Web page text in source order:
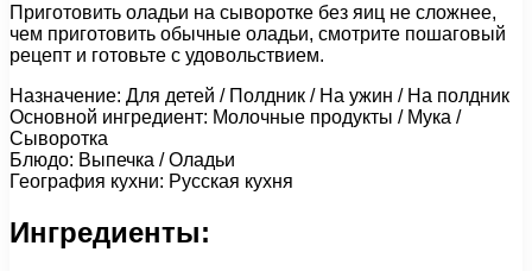
Приготовить оладьи на сыворотке без яиц не сложнее,
чем приготовить обычные оладьи, смотрите пошаговый
рецепт и готовьте с удовольствием.
Назначение: Для детей / Полдник / На ужин / На полдник
Основной ингредиент: Молочные продукты / Мука /
Сыворотка
Блюдо: Выпечка / Оладьи
География кухни: Русская кухня
Ингредиенты: